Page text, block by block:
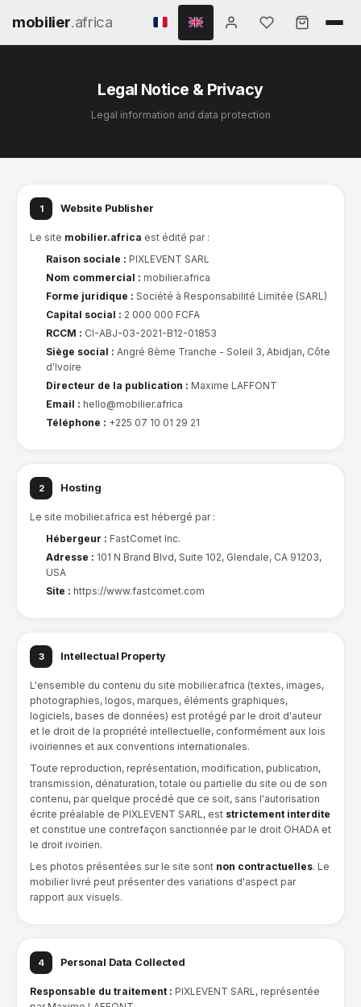
mobilier.africa
Legal Notice & Privacy
Legal information and data protection
1 Website Publisher
Le site mobilier.africa est édité par :
Raison sociale : PIXLEVENT SARL
Nom commercial : mobilier.africa
Forme juridique : Société à Responsabilité Limitée (SARL)
Capital social : 2 000 000 FCFA
RCCM : CI-ABJ-03-2021-B12-01853
Siège social : Angré 8ème Tranche - Soleil 3, Abidjan, Côte
d'Ivoire
Directeur de la publication : Maxime LAFFONT
Email : hello@mobilier.africa
Téléphone : +225 07 10 01 29 21
2 Hosting
Le site mobilier.africa est hébergé par :
Hébergeur : FastComet Inc.
Adresse : 101 N Brand Blvd, Suite 102, Glendale, CA 91203,
USA
Site : https://www.fastcomet.com
3 Intellectual Property
L'ensemble du contenu du site mobilier.africa (textes, images,
photographies, logos, marques, éléments graphiques,
logiciels, bases de données) est protégé par le droit d'auteur
et le droit de la propriété intellectuelle, conformément aux lois
ivoiriennes et aux conventions internationales.
Toute reproduction, représentation, modification, publication,
transmission, dénaturation, totale ou partielle du site ou de son
contenu, par quelque procédé que ce soit, sans l'autorisation
écrite préalable de PIXLEVENT SARL, est strictement interdite
et constitue une contrefaçon sanctionnée par le droit OHADA et
le droit ivoirien.
Les photos présentées sur le site sont non contractuelles. Le
mobilier livré peut présenter des variations d'aspect par
rapport aux visuels.
4 Personal Data Collected
Responsable du traitement : PIXLEVENT SARL, représentée